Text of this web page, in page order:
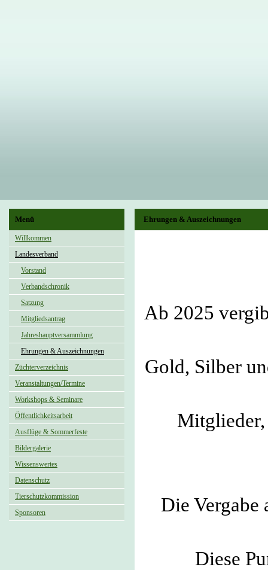
Menü
Willkommen
Landesverband
Vorstand
Verbandschronik
Satzung
Mitgliedsantrag
Jahreshauptversammlung
Ehrungen & Auszeichnungen
Züchterverzeichnis
Veranstaltungen/Termine
Workshops & Seminare
Öffentlichkeitsarbeit
Ausflüge & Sommerfeste
Bildergalerie
Wissenswertes
Datenschutz
Tierschutzkommission
Sponsoren
Ehrungen & Auszeichnungen
Ab 2025
Gold, Silber
Mitglieder,
Die Vergabe
Diese